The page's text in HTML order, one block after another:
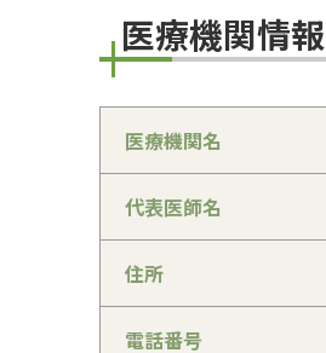
医療機関情報
医療機関名
代表医師名
住所
電話番号